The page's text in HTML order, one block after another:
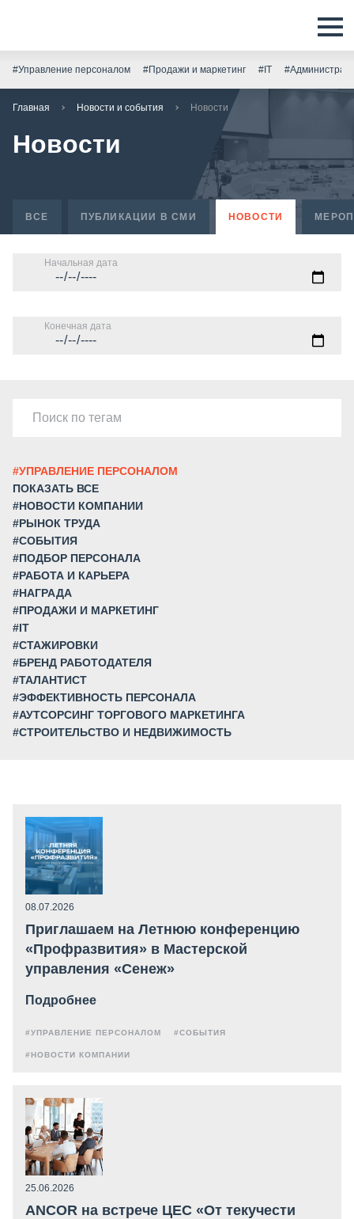
#Управление персоналом #Продажи и маркетинг #IT
Главная Новости и события Новости
Новости
ВСЕ ПУБЛИКАЦИИ В СМИ НОВОСТИ
Начальная дата
Конечная дата
#УПРАВЛЕНИЕ ПЕРСОНАЛОМ
ПОКАЗАТЬ ВСЕ
#НОВОСТИ КОМПАНИИ
#РЫНОК ТРУДА
#СОБЫТИЯ
#ПОДБОР ПЕРСОНАЛА
#РАБОТА И КАРЬЕРА
#НАГРАДА
#ПРОДАЖИ И МАРКЕТИНГ
#IT
#СТАЖИРОВКИ
#БРЕНД РАБОТОДАТЕЛЯ
#ТАЛАНТИСТ
#ЭФФЕКТИВНОСТЬ ПЕРСОНАЛА
#АУТСОРСИНГ ТОРГОВОГО МАРКЕТИНГА
#СТРОИТЕЛЬСТВО И НЕДВИЖИМОСТЬ
08.07.2026
Приглашаем на Летнюю конференцию
«Профразвития» в Мастерской
управления «Сенеж»
Подробнее
#УПРАВЛЕНИЕ ПЕРСОНАЛОМ #СОБЫТИЯ
#НОВОСТИ КОМПАНИИ
25.06.2026
ANCOR на встрече ЦЕС «От текучести